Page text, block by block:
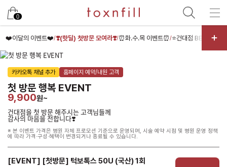
0
❤️이달의 이벤트❤️/❣️(핫딜) 첫방문 모여라❣️/⏰화.수.목 이벤트⏰/⭐건대점 BEST⭐/
카카오톡 채널 추가 홈페이지 예약/내원 고객
첫 방문 행복 EVENT
9,900원~
건대점을 첫 방문 해주시는 고객님들께
감사의 마음을 전합니다❣️
※ 본 이벤트 가격은 병원 자체 프로모션 기준으로 운영되며, 시술 예약 시점 및 병원 운영 정책
에 따라 가격·구성·혜택이 변경되거나 종료될 수 있습니다.
[EVENT] [첫방문] 턱보톡스 50U (국산) 1회
남은 시술/관리권 예약
남은 시술/관리권 종류 선택
리프팅
색소
제모
여드름/모공
스킨부스터
체형